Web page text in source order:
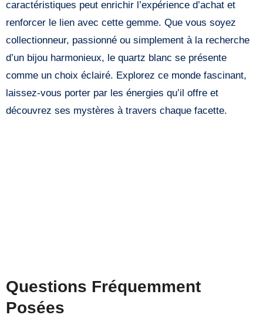
caractéristiques peut enrichir l’expérience d’achat et
renforcer le lien avec cette gemme. Que vous soyez
collectionneur, passionné ou simplement à la recherche
d’un bijou harmonieux, le quartz blanc se présente
comme un choix éclairé. Explorez ce monde fascinant,
laissez-vous porter par les énergies qu’il offre et
découvrez ses mystères à travers chaque facette.
Questions Fréquemment
Posées